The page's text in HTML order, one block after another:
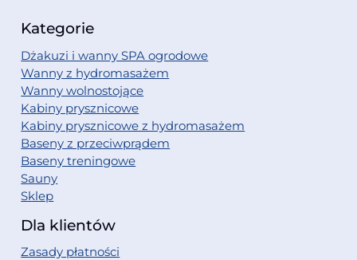
Kategorie
Dżakuzi i wanny SPA ogrodowe
Wanny z hydromasażem
Wanny wolnostojące
Kabiny prysznicowe
Kabiny prysznicowe z hydromasażem
Baseny z przeciwprądem
Baseny treningowe
Sauny
Sklep
Dla klientów
Zasady płatności